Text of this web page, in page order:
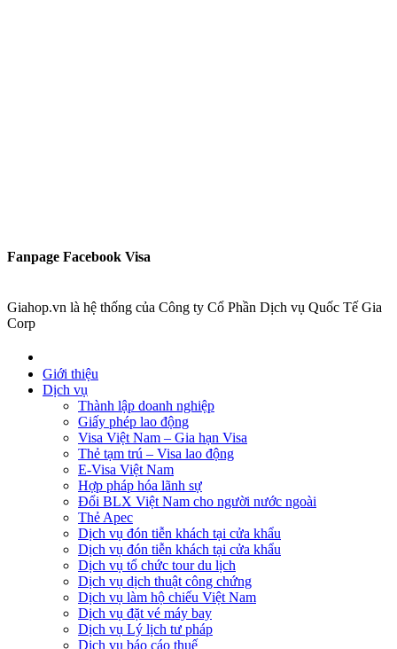
Fanpage Facebook Visa
Giahop.vn là hệ thống của Công ty Cổ Phần Dịch vụ Quốc Tế Gia
Corp
Giới thiệu
Dịch vụ
Thành lập doanh nghiệp
Giấy phép lao động
Visa Việt Nam – Gia hạn Visa
Thẻ tạm trú – Visa lao động
E-Visa Việt Nam
Hợp pháp hóa lãnh sự
Đổi BLX Việt Nam cho người nước ngoài
Thẻ Apec
Dịch vụ đón tiễn khách tại cửa khẩu
Dịch vụ đón tiễn khách tại cửa khẩu
Dịch vụ tổ chức tour du lịch
Dịch vụ dịch thuật công chứng
Dịch vụ làm hộ chiếu Việt Nam
Dịch vụ đặt vé máy bay
Dịch vụ Lý lịch tư pháp
Dịch vụ báo cáo thuế